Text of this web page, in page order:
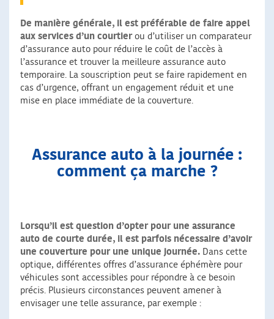
De manière générale, il est préférable de faire appel
aux services d’un courtier ou d’utiliser un comparateur
d’assurance auto pour réduire le coût de l’accès à
l’assurance et trouver la meilleure assurance auto
temporaire. La souscription peut se faire rapidement en
cas d’urgence, offrant un engagement réduit et une
mise en place immédiate de la couverture.
Assurance auto à la journée :
comment ça marche ?
Lorsqu’il est question d’opter pour une assurance
auto de courte durée, il est parfois nécessaire d’avoir
une couverture pour une unique journée. Dans cette
optique, différentes offres d’assurance éphémère pour
véhicules sont accessibles pour répondre à ce besoin
précis. Plusieurs circonstances peuvent amener à
envisager une telle assurance, par exemple :